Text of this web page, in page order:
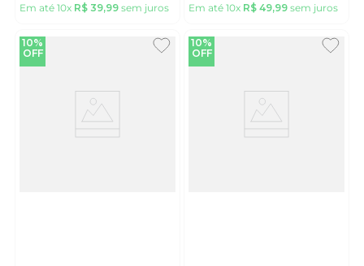
Em até 10x R$ 39,99 sem juros Em até 10x R$ 49,99 sem juros
10%
OFF
10%
OFF